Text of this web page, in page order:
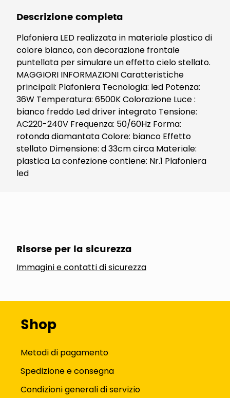
Descrizione completa
Plafoniera LED realizzata in materiale plastico di
colore bianco, con decorazione frontale
puntellata per simulare un effetto cielo stellato.
MAGGIORI INFORMAZIONI Caratteristiche
principali: Plafoniera Tecnologia: led Potenza:
36W Temperatura: 6500K Colorazione Luce :
bianco freddo Led driver integrato Tensione:
AC220-240V Frequenza: 50/60Hz Forma:
rotonda diamantata Colore: bianco Effetto
stellato Dimensione: d 33cm circa Materiale:
plastica La confezione contiene: Nr.1 Plafoniera
led
Risorse per la sicurezza
Immagini e contatti di sicurezza
Shop
Metodi di pagamento
Spedizione e consegna
Condizioni generali di servizio